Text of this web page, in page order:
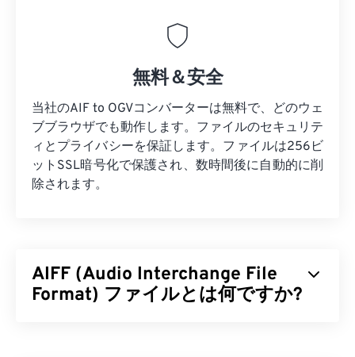
無料＆安全
当社のAIF to OGVコンバーターは無料で、どのウェ
ブブラウザでも動作します。ファイルのセキュリテ
ィとプライバシーを保証します。ファイルは256ビ
ットSSL暗号化で保護され、数時間後に自動的に削
除されます。
AIFF (Audio Interchange File
Format) ファイルとは何ですか?